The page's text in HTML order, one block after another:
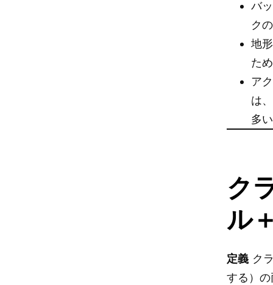
バ
ク
地
た
ア
は
多
ク
ル
定義 ク
する）